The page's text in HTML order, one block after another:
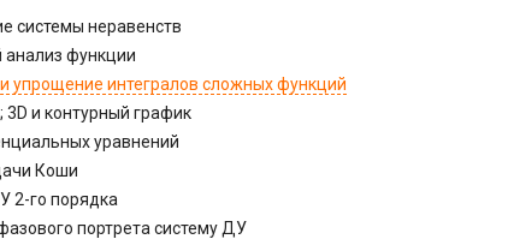
системы неравенств
анализ функции
упрощение интегралов сложных функций
3D и контурный график
уравнений
Коши
2-го порядка
портрета систему ДУ